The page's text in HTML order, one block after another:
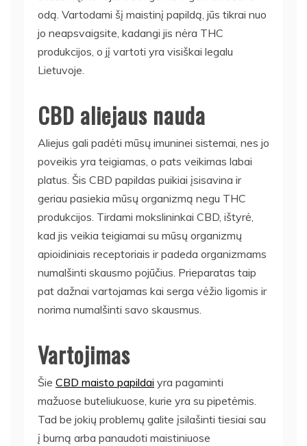
odą. Vartodami šį maistinį papildą, jūs tikrai nuo
jo neapsvaigsite, kadangi jis nėra THC
produkcijos, o jį vartoti yra visiškai legalu
Lietuvoje.
CBD aliejaus nauda
Aliejus gali padėti mūsų imuninei sistemai, nes jo
poveikis yra teigiamas, o pats veikimas labai
platus. Šis CBD papildas puikiai įsisavina ir
geriau pasiekia mūsų organizmą negu THC
produkcijos. Tirdami mokslininkai CBD, ištyrė,
kad jis veikia teigiamai su mūsų organizmų
apioidiniais receptoriais ir padeda organizmams
numalšinti skausmo pojūčius. Prieparatas taip
pat dažnai vartojamas kai serga vėžio ligomis ir
norima numalšinti savo skausmus.
Vartojimas
Šie CBD maisto papildai yra pagaminti
mažuose buteliukuose, kurie yra su pipetėmis.
Tad be jokių problemų galite įsilašinti tiesiai sau
į burną arba panaudoti maistiniuose